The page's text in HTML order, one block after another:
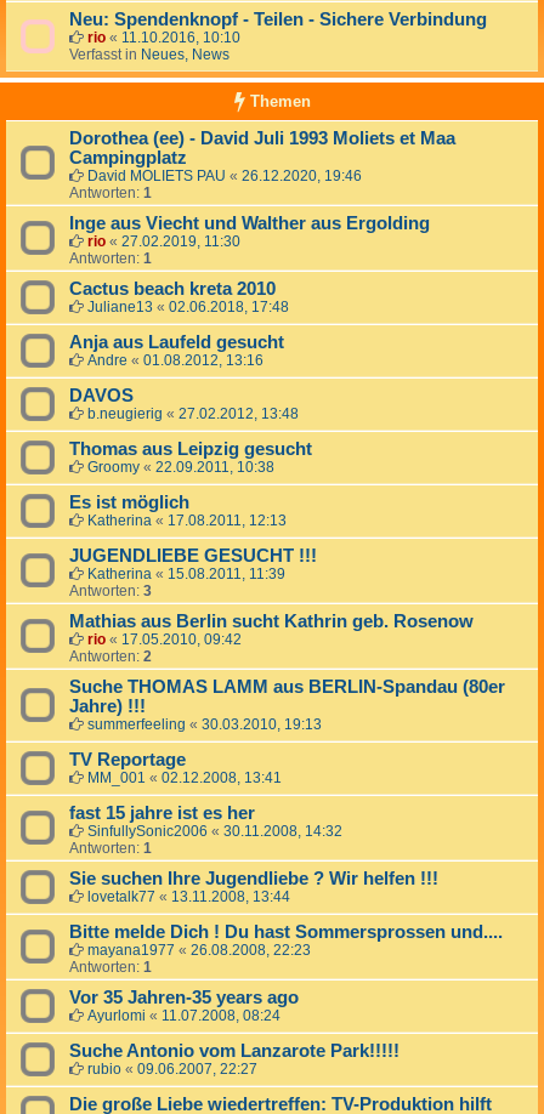
Neu: Spendenknopf - Teilen - Sichere Verbindung
rio « 11.10.2016, 10:10
Verfasst in Neues, News
Themen
Dorothea (ee) - David Juli 1993 Moliets et Maa
Campingplatz
David MOLIETS PAU « 26.12.2020, 19:46
Antworten: 1
Inge aus Viecht und Walther aus Ergolding
rio « 27.02.2019, 11:30
Antworten: 1
Cactus beach kreta 2010
Juliane13 « 02.06.2018, 17:48
Anja aus Laufeld gesucht
Andre « 01.08.2012, 13:16
DAVOS
b.neugierig « 27.02.2012, 13:48
Thomas aus Leipzig gesucht
Groomy « 22.09.2011, 10:38
Es ist möglich
Katherina « 17.08.2011, 12:13
JUGENDLIEBE GESUCHT !!!
Katherina « 15.08.2011, 11:39
Antworten: 3
Mathias aus Berlin sucht Kathrin geb. Rosenow
rio « 17.05.2010, 09:42
Antworten: 2
Suche THOMAS LAMM aus BERLIN-Spandau (80er
Jahre) !!!
summerfeeling « 30.03.2010, 19:13
TV Reportage
MM_001 « 02.12.2008, 13:41
fast 15 jahre ist es her
SinfullySonic2006 « 30.11.2008, 14:32
Antworten: 1
Sie suchen Ihre Jugendliebe ? Wir helfen !!!
lovetalk77 « 13.11.2008, 13:44
Bitte melde Dich ! Du hast Sommersprossen und....
mayana1977 « 26.08.2008, 22:23
Antworten: 1
Vor 35 Jahren-35 years ago
Ayurlomi « 11.07.2008, 08:24
Suche Antonio vom Lanzarote Park!!!!!
rubio « 09.06.2007, 22:27
Die große Liebe wiedertreffen: TV-Produktion hilft